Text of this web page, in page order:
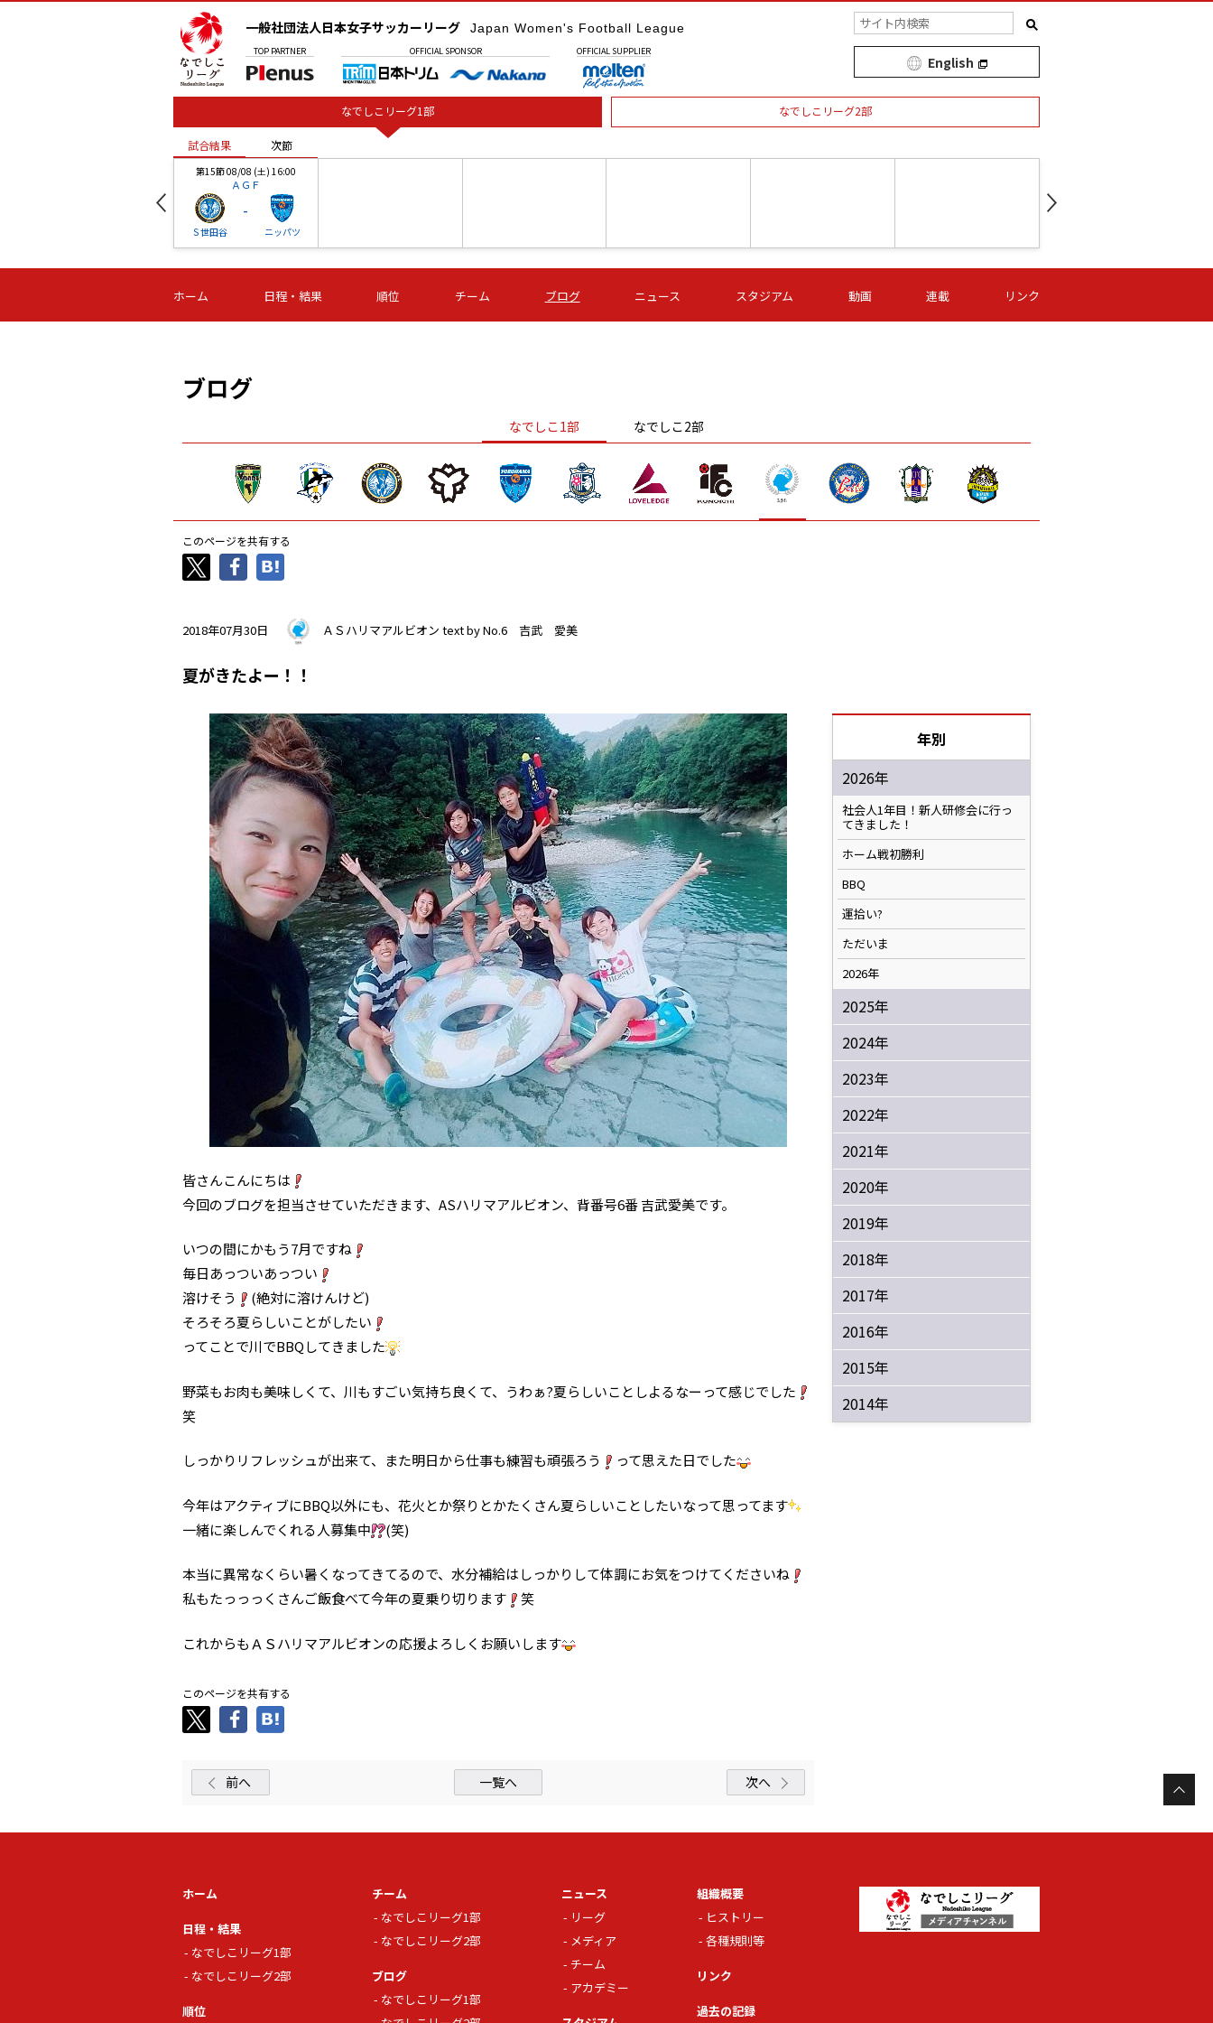
一般社団法人日本女子サッカーリーグ Japan Women's Football League
TOP PARTNER OFFICIAL SPONSOR OFFICIAL SUPPLIER
English
なでしこリーグ1部 なでしこリーグ2部
試合結果 次節
第15節 08/08 (土) 16:00
ＡＧＦ
Ｓ世田谷
-
ニッパツ
-
第16節 09/05 (土) 15:00
ニッパツ
-
第16節 09/05 (土) 15:00
石人の星
-
第16節 09/05 (土) 16:00
ＡＧＦ
-
いちご
-
第16節 09/06 (日) 15:00
-
第16節 09/06 (日) 15:00
- -
試合結果 次節
ホーム 日程・結果 順位 チーム ブログ ニュース スタジアム 動画 連載 リンク
ブログ
なでしこ1部 なでしこ2部
このページを共有する
2018年07月30日 ＡＳハリマアルビオン text by No.6 吉武 愛美
夏がきたよー！！
皆さんこんにちは
今回のブログを担当させていただきます、ASハリマアルビオン、背番号6番 吉武愛美です。
いつの間にかもう7月ですね
毎日あっついあっつい
溶けそう
(絶対に溶けんけど)
そろそろ夏らしいことがしたい
ってことで川でBBQしてきました
野菜もお肉も美味しくて、川もすごい気持ち良くて、うわぁ?夏らしいことしよるなーって感じでした
笑
しっかりリフレッシュが出来て、また明日から仕事も練習も頑張ろう って思えた日でした
今年はアクティブにBBQ以外にも、花火とか祭りとかたくさん夏らしいことしたいなって思ってます
一緒に楽しんでくれる人募集中
(笑)
本当に異常なくらい暑くなってきてるので、水分補給はしっかりして体調にお気をつけてくださいね
私もたっっっくさんご飯食べて今年の夏乗り切ります
笑
これからもＡＳハリマアルビオンの応援よろしくお願いします
このページを共有する
前へ 一覧へ 次へ
年別
2026年
社会人1年目！新人研修会に行っ
てきました！
ホーム戦初勝利
BBQ
運拾い?
ただいま
2026年
2025年
2024年
2023年
2022年
2021年
2020年
2019年
2018年
2017年
2016年
2015年
2014年
ホーム
日程・結果
なでしこリーグ1部
なでしこリーグ2部
順位
チーム
なでしこリーグ1部
なでしこリーグ2部
ブログ
なでしこリーグ1部
ニュース
リーグ
メディア
チーム
アカデミー
組織概要
ヒストリー
各種規則等
リンク
過去の記録